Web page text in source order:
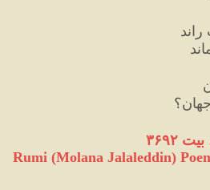
۳۶۹۲
Rumi (Molana Jalaleddin)